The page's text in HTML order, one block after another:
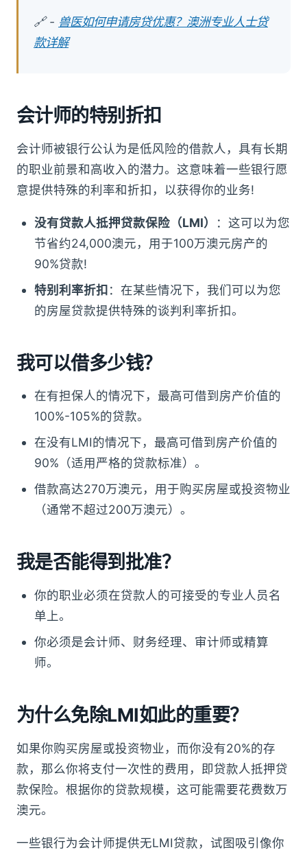
🔗 - 兽医如何申请房贷优惠？澳洲专业人士贷
款详解
会计师的特别折扣
会计师被银行公认为是低风险的借款人，具有长期
的职业前景和高收入的潜力。这意味着一些银行愿
意提供特殊的利率和折扣，以获得你的业务!
没有贷款人抵押贷款保险（LMI）
：这可以为您
节省约24,000澳元，用于100万澳元房产的
90%贷款!
特别利率折扣：在某些情况下，我们可以为您
的房屋贷款提供特殊的谈判利率折扣。
我可以借多少钱？
在有担保人的情况下，最高可借到房产价值的
100%-105%的贷款。
在没有LMI的情况下，最高可借到房产价值的
90%（适用严格的贷款标准）。
借款高达270万澳元，用于购买房屋或投资物业
（通常不超过200万澳元）。
我是否能得到批准？
你的职业必须在贷款人的可接受的专业人员名
单上。
你必须是会计师、财务经理、审计师或精算
师。
为什么免除LMI如此的重要？
如果你购买房屋或投资物业，而你没有20%的存
款，那么你将支付一次性的费用，即贷款人抵押贷
款保险。根据你的贷款规模，这可能需要花费数万
澳元。
一些银行为会计师提供无LMI贷款，试图吸引像你